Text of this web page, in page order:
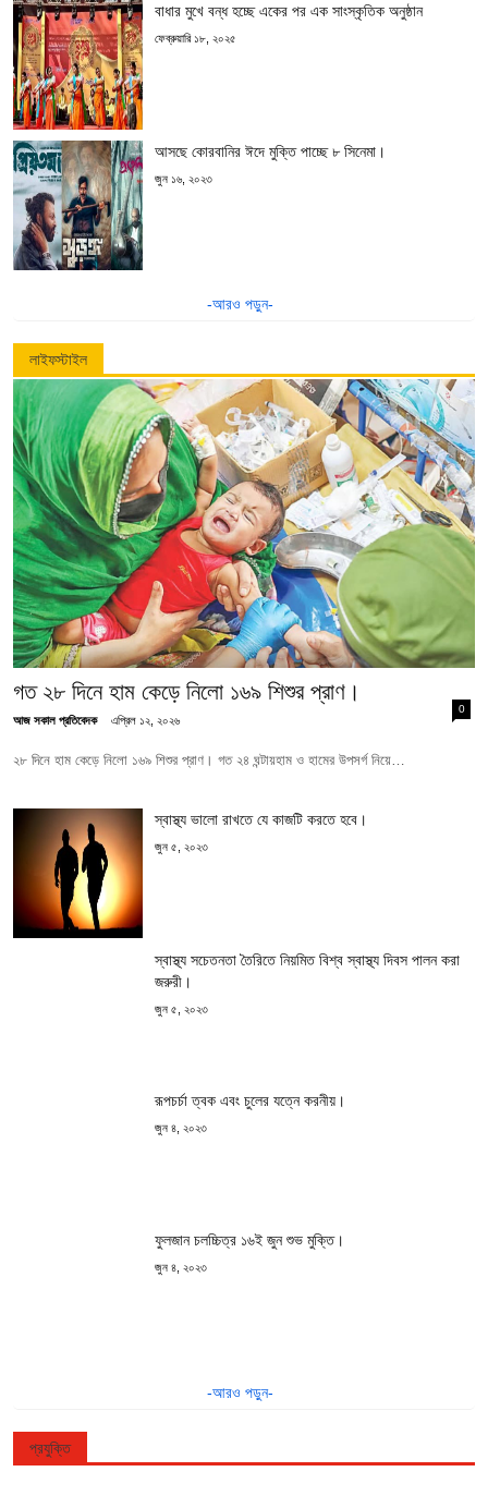
বাধার মুখে বন্ধ হচ্ছে একের পর এক সাংস্কৃতিক অনুষ্ঠান
ফেব্রুয়ারি ১৮, ২০২৫
আসছে কোরবানির ঈদে মুক্তি পাচ্ছে ৮ সিনেমা।
জুন ১৬, ২০২৩
-আরও পড়ুন-
লাইফস্টাইল
গত ২৮ দিনে হাম কেড়ে নিলো ১৬৯ শিশুর প্রাণ।
আজ সকাল প্রতিবেদক এপ্রিল ১২, ২০২৬
0
২৮ দিনে হাম কেড়ে নিলো ১৬৯ শিশুর প্রাণ। গত ২৪ ঘন্টায়হাম ও হামের উপসর্গ নিয়ে…
স্বাস্থ্য ভালো রাখতে যে কাজটি করতে হবে।
জুন ৫, ২০২৩
স্বাস্থ্য সচেতনতা তৈরিতে নিয়মিত বিশ্ব স্বাস্থ্য দিবস পালন করা
জরুরী।
জুন ৫, ২০২৩
রূপচর্চা ত্বক এবং চুলের যত্নে করনীয়।
জুন ৪, ২০২৩
ফুলজান চলচ্চিত্র ১৬ই জুন শুভ মুক্তি।
জুন ৪, ২০২৩
-আরও পড়ুন-
প্রযুক্তি